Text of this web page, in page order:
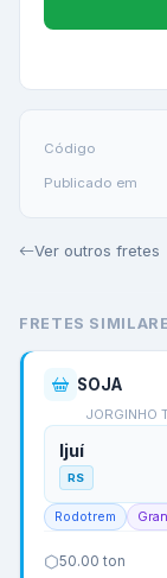
Código
Publicado em
Ver outros fretes
FRETES
SOJA
JORGINHO
Ijuí
RS
Rodotrem
50.00 ton